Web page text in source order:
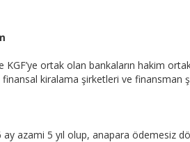
KGF’ye ortak olan bankaların hakim
kiralama şirketleri ve finansman
azami 5 yıl olup, anapara ödemesiz